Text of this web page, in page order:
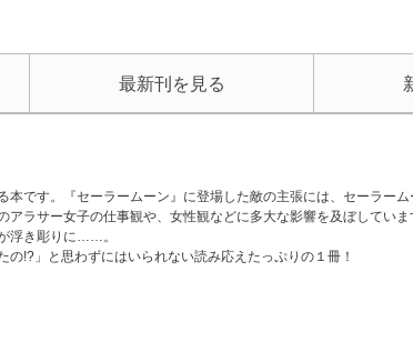
最新刊を見る
本です。『セーラームーン』に登場した敵の主張には、セーラー
アラサー女子の仕事観や、女性観などに多大な影響を及ぼしてい
浮き彫りに……。
の!?」と思わずにはいられない読み応えたっぷりの１冊！